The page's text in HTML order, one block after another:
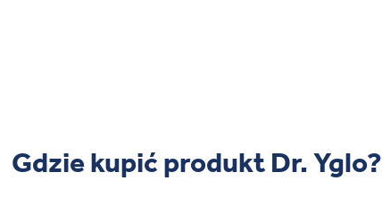
Gdzie kupić produkt Dr. Yglo?